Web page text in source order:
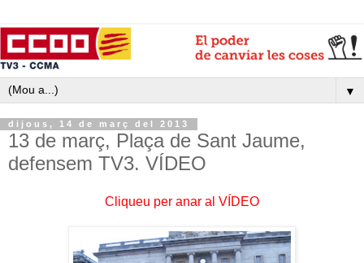
▼
dijous, 14 de març del 2013
13 de març, Plaça de Sant Jaume,
defensem TV3. VÍDEO
Cliqueu per anar al VÍDEO